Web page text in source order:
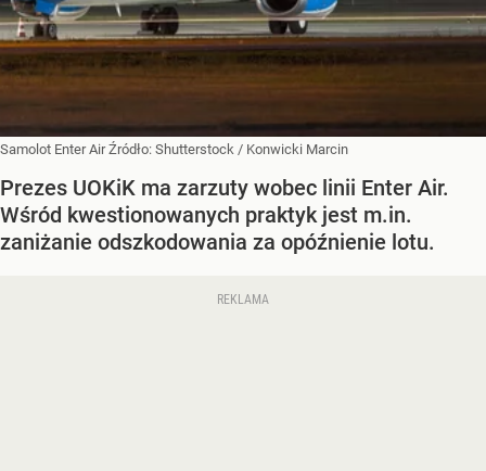
Samolot Enter AirŹródło: Shutterstock / Konwicki Marcin
Prezes UOKiK ma zarzuty wobec linii Enter Air.
Wśród kwestionowanych praktyk jest m.in.
zaniżanie odszkodowania za opóźnienie lotu.